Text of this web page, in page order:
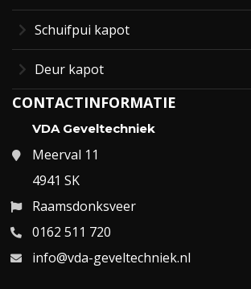
Schuifpui kapot
Deur kapot
CONTACTINFORMATIE
VDA Geveltechniek
Meerval 11
4941 SK
Raamsdonksveer
0162 511 720
info@vda-geveltechniek.nl